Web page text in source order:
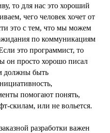
то для нас это хороший
чего человек хочет от
это с тем, что мы можем
по коммуникациям
это программист, то
он просто хорошо писал
должны быть
помогают понять,
скилам, или не вольется.
разработки важен